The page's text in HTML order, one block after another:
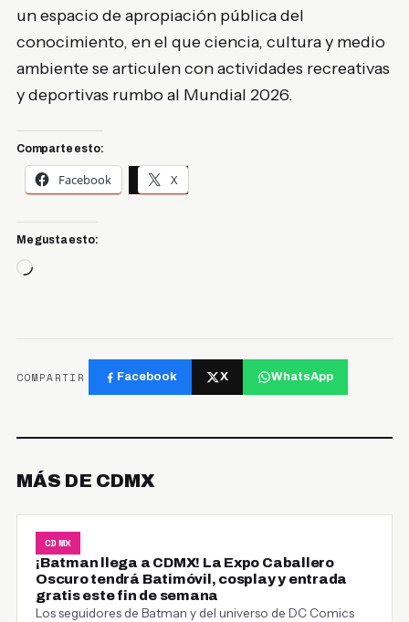
un espacio de apropiación pública del
conocimiento, en el que ciencia, cultura y medio
ambiente se articulen con actividades recreativas
y deportivas rumbo al Mundial 2026.
Comparte esto:
Facebook X
Me gusta esto:
Cargando...
COMPARTIR Facebook X WhatsApp
MÁS DE CDMX
CDMX
¡Batman llega a CDMX! La Expo Caballero
Oscuro tendrá Batimóvil, cosplay y entrada
gratis este fin de semana
Los seguidores de Batman y del universo de DC Comics